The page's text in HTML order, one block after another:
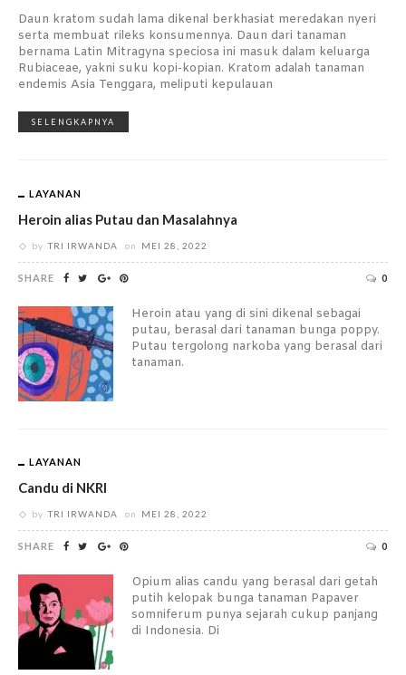
Daun kratom sudah lama dikenal berkhasiat meredakan nyeri
serta membuat rileks konsumennya. Daun dari tanaman
bernama Latin Mitragyna speciosa ini masuk dalam keluarga
Rubiaceae, yakni suku kopi-kopian. Kratom adalah tanaman
endemis Asia Tenggara, meliputi kepulauan
SELENGKAPNYA
LAYANAN
Heroin alias Putau dan Masalahnya
by TRI IRWANDA on MEI 28, 2022
SHARE 0
Heroin atau yang di sini dikenal sebagai
putau, berasal dari tanaman bunga poppy.
Putau tergolong narkoba yang berasal dari
tanaman.
LAYANAN
Candu di NKRI
by TRI IRWANDA on MEI 28, 2022
SHARE 0
Opium alias candu yang berasal dari getah
putih kelopak bunga tanaman Papaver
somniferum punya sejarah cukup panjang
di Indonesia. Di